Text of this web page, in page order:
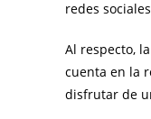
redes
Al respecto,
cuenta en la
disfrutar de